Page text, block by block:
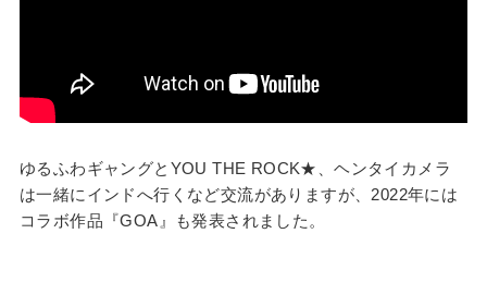
ゆるふわギャングとYOU THE ROCK★、ヘンタイカメラ
は一緒にインドへ行くなど交流がありますが、2022年には
コラボ作品『GOA』も発表されました。